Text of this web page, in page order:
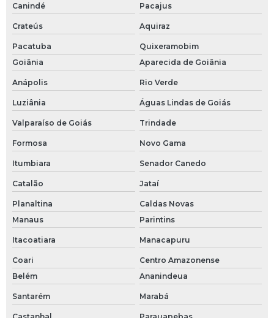
Canindé Pacajus
Crateús Aquiraz
Pacatuba
Quixeramobim
Goiânia
Aparecida de Goiânia
Anápolis Rio Verde
Luziânia Águas Lindas de Goiás
Valparaíso de Goiás Trindade
Formosa Novo Gama
Itumbiara Senador Canedo
Catalão Jataí
Planaltina
Caldas Novas
Manaus
Parintins
Itacoatiara Manacapuru
Coari
Centro Amazonense
Belém
Ananindeua
Santarém Marabá